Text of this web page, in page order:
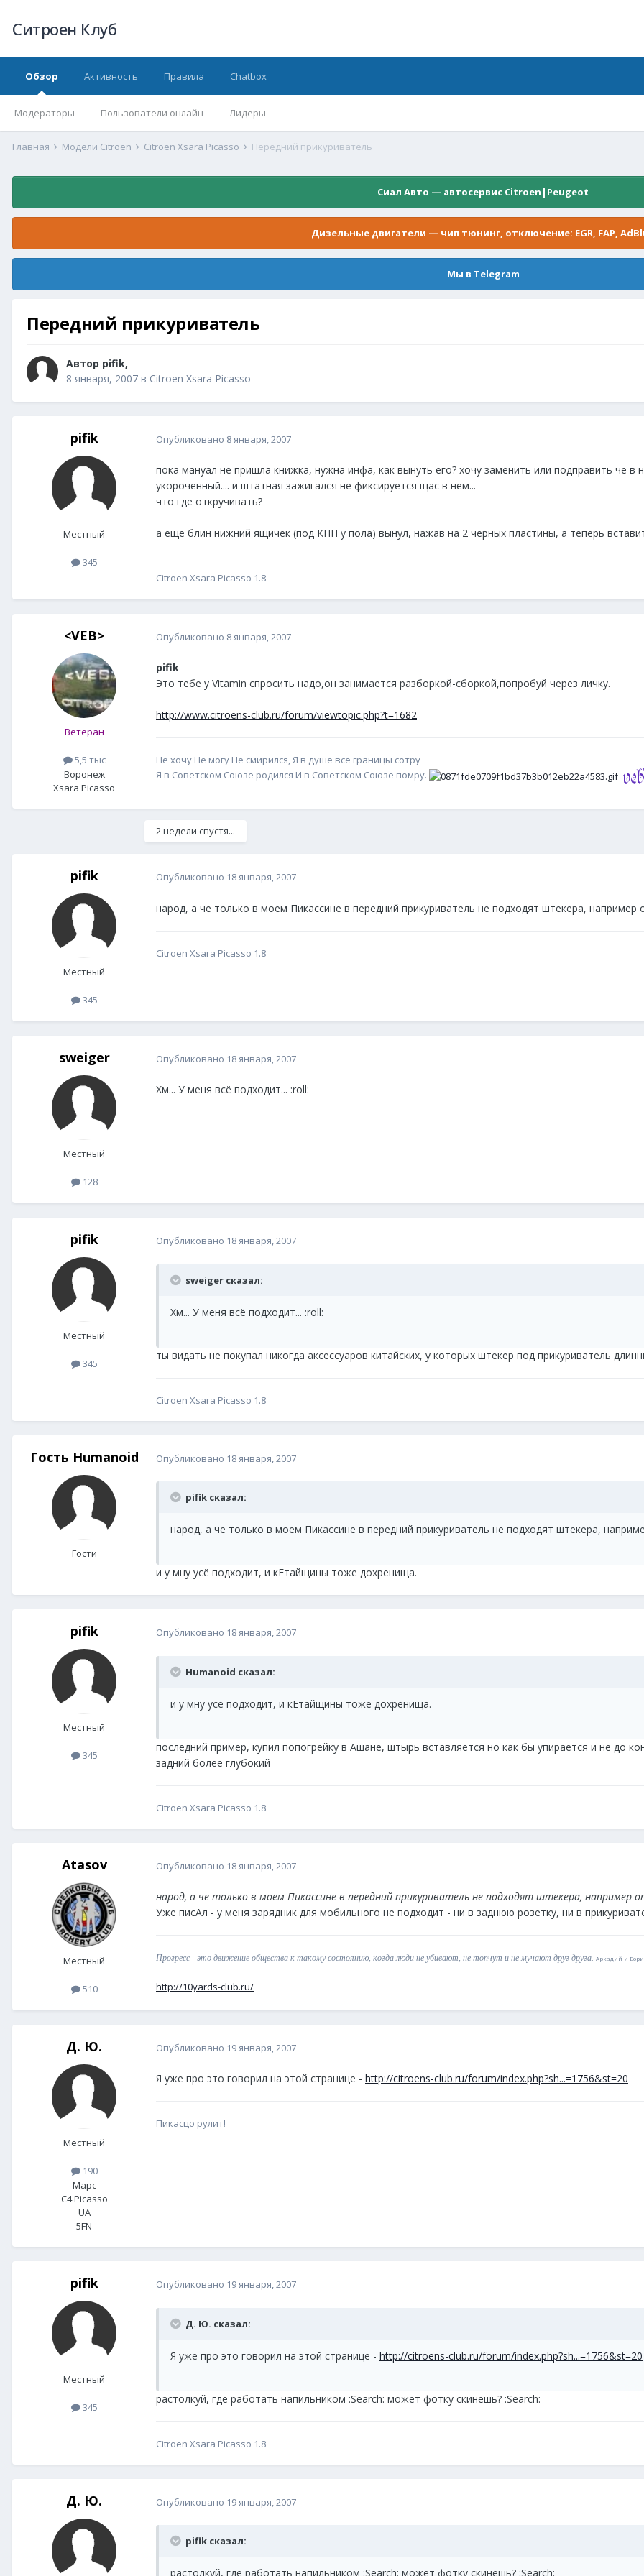
Ситроен Клуб
Обзор
Модераторы Пользователи онлайн Лидеры
Активность Правила Chatbox
Главная Модели Citroen Citroen Xsara Picasso Передний прикуриватель
Сиал Авто — автосервис Citroen|Peugeot
Дизельные двигатели — чип тюнинг, отключение: EGR, FAP,
Мы в Telegram
Передний прикуриватель
Автор pifik,
8 января, 2007 в Citroen Xsara Picasso
pifik
Местный
345
Опубликовано 8 января, 2007
пока мануал не пришла книжка, нужна инфа, как вынуть его? хочу заменить или подправить че
укороченный.... и штатная зажигался не фиксируется щас в нем...
что где откручивать?
а еще блин нижний ящичек (под КПП у пола) вынул, нажав на 2 черных пластины, а теперь
Citroen Xsara Picasso 1.8
<VEB>
Ветеран
5,5 тыс
Воронеж
Xsara Picasso
Опубликовано 8 января, 2007
pifik
Это тебе у Vitamin спросить надо,он занимается разборкой-сборкой,попробуй через личку.
http://www.citroens-club.ru/forum/viewtopic.php?t=1682
Не хочу Не могу Не смирился, Я в душе все границы сотру
Я в Советском Союзе родился И в Советском Союзе помру.
2 недели спустя...
pifik
Местный
345
Опубликовано 18 января, 2007
народ, а че только в моем Пикассине в передний прикуриватель не подходят штекера,
Citroen Xsara Picasso 1.8
sweiger
Местный
128
Опубликовано 18 января, 2007
Хм... У меня всё подходит... :roll:
pifik
Местный
345
Опубликовано 18 января, 2007
sweiger сказал:
Хм... У меня всё подходит... :roll:
ты видать не покупал никогда аксессуаров китайских, у которых штекер под прикуриватель
Citroen Xsara Picasso 1.8
Гость Humanoid
Гости
Опубликовано 18 января, 2007
pifik сказал:
народ, а че только в моем Пикассине в передний прикуриватель не подходят штекера,
и у мну усё подходит, и кЕтайщины тоже дохренища.
pifik
Местный
345
Опубликовано 18 января, 2007
Humanoid сказал:
и у мну усё подходит, и кЕтайщины тоже дохренища.
последний пример, купил попогрейку в Ашане, штырь вставляется но как бы упирается и не до
задний более глубокий
Citroen Xsara Picasso 1.8
Atasov
Местный
510
Опубликовано 18 января, 2007
народ, а че только в моем Пикассине в передний прикуриватель не подходят штекера, например
Уже писАл - у меня зарядник для мобильного не подходит - ни в заднюю розетку, ни в
Прогресс - это движение общества к такому состоянию, когда люди не убивают, не топчут и не мучают друг друга. Аркадий и
http://10yards-club.ru/
Д. Ю.
Местный
190
Марс
C4 Picasso
UA
5FN
Опубликовано 19 января, 2007
Я уже про это говорил на этой странице - http://citroens-club.ru/forum/index.php?sh...=1756&st=20
Пикасцо рулит!
pifik
Местный
345
Опубликовано 19 января, 2007
Д. Ю. сказал:
Я уже про это говорил на этой странице - http://citroens-club.ru/forum/index.php?sh...=1756&st=20
растолкуй, где работать напильником :Search: может фотку скинешь? :Search:
Citroen Xsara Picasso 1.8
Д. Ю. Опубликовано 19 января, 2007
pifik сказал:
растолкуй, где работать напильником :Search: может фотку скинешь? :Search: